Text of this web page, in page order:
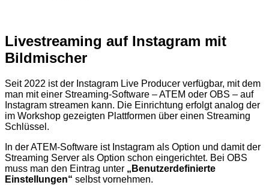
Livestreaming auf Instagram mit
Bildmischer
Seit 2022 ist der Instagram Live Producer verfügbar, mit dem
man mit einer Streaming-Software – ATEM oder OBS – auf
Instagram streamen kann. Die Einrichtung erfolgt analog der
im Workshop gezeigten Plattformen über einen Streaming
Schlüssel.
In der ATEM-Software ist Instagram als Option und damit der
Streaming Server als Option schon eingerichtet. Bei OBS
muss man den Eintrag unter „Benutzerdefinierte
Einstellungen“ selbst vornehmen.